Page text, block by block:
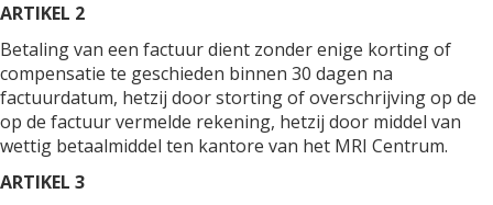
ARTIKEL 2
Betaling van een factuur dient zonder enige korting of
compensatie te geschieden binnen 30 dagen na
factuurdatum, hetzij door storting of overschrijving op de
op de factuur vermelde rekening, hetzij door middel van
wettig betaalmiddel ten kantore van het MRI Centrum.
ARTIKEL 3